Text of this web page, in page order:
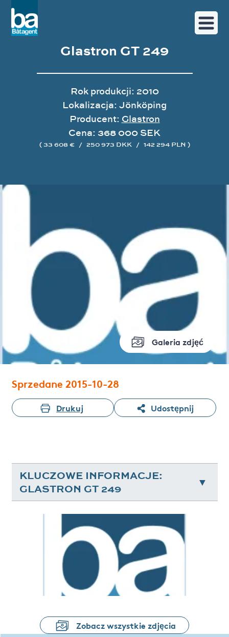
Galeria zdjęć
Glastron GT 249
Rok produkcji: 2010
Lokalizacja: Jönköping
Producent: Glastron
Cena: 368 000 SEK
( 33 608 € / 250 973 DKK / 142 294 PLN )
Sprzedane 2015-10-28
Drukuj Udostępnij
KLUCZOWE INFORMACJE:
GLASTRON GT 249
Zobacz wszystkie zdjęcia